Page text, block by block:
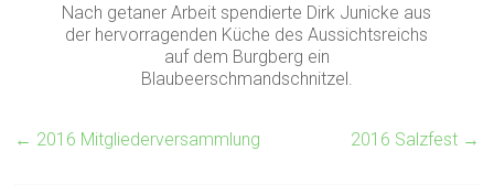
Nach getaner Arbeit spendierte Dirk Junicke aus
der hervorragenden Küche des Aussichtsreichs
auf dem Burgberg ein
Blaubeerschmandschnitzel.
← 2016 Mitgliederversammlung 2016 Salzfest →